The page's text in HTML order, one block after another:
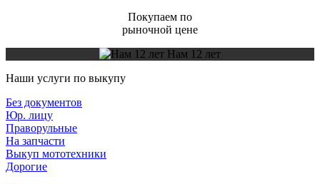
Покупаем по
рыночной цене
Нам 12 лет
Наши услуги по выкупу
Без документов
Юр. лицу
Праворульные
На запчасти
Выкуп мототехники
Дорогие